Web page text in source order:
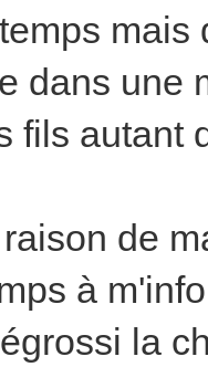
dans une
fils autant
de
à
la